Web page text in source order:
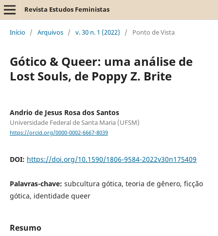
Revista Estudos Feministas
Início / Arquivos / v. 30 n. 1 (2022) / Ponto de Vista
Gótico & Queer: uma análise de
Lost Souls, de Poppy Z. Brite
Andrio de Jesus Rosa dos Santos
Universidade Federal de Santa Maria (UFSM)
https://orcid.org/0000-0002-6667-8039
DOI: https://doi.org/10.1590/1806-9584-2022v30n175409
Palavras-chave: subcultura gótica, teoria de gênero, ficção
gótica, identidade queer
Resumo